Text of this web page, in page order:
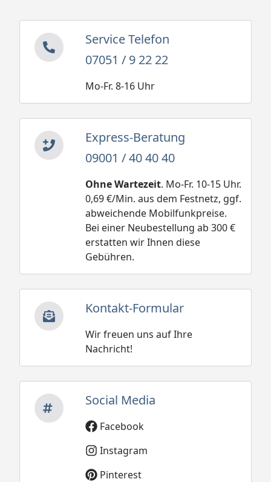
Service Telefon
07051 / 9 22 22
Mo-Fr. 8-16 Uhr
Express-Beratung
09001 / 40 40 40
Ohne Wartezeit. Mo-Fr. 10-15 Uhr.
0,69 €/Min. aus dem Festnetz, ggf.
abweichende Mobilfunkpreise.
Bei einer Neubestellung ab 300 €
erstatten wir Ihnen diese
Gebühren.
Kontakt-Formular
Wir freuen uns auf Ihre
Nachricht!
Social Media
Facebook
Instagram
Pinterest